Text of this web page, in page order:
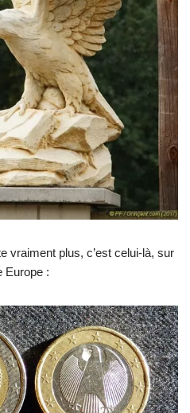
vraiment plus, c’est celui-là, sur
Europe :